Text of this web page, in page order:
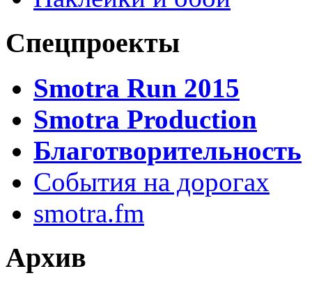
Спецпроекты
Smotra Run 2015
Smotra Production
Благотворительность
События на дорогах
smotra.fm
Архив